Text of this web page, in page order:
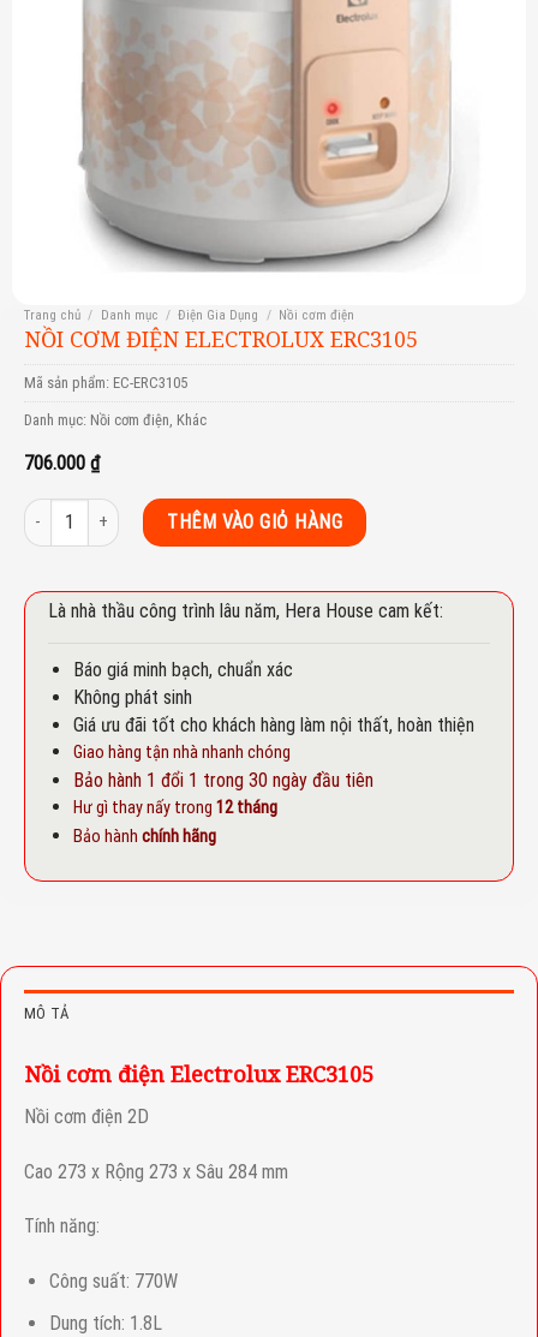
Trang chủ / Danh mục / Điện Gia Dụng / Nồi cơm điện
NỒI CƠM ĐIỆN ELECTROLUX ERC3105
Mã sản phẩm: EC-ERC3105
Danh mục: Nồi cơm điện, Khác
706.000 ₫
Nồi cơm điện Electrolux ERC3105 số lượng
THÊM VÀO GIỎ HÀNG
Là nhà thầu công trình lâu năm, Hera House cam kết:
Báo giá minh bạch, chuẩn xác
Không phát sinh
Giá ưu đãi tốt cho khách hàng làm nội thất, hoàn thiện
Giao hàng tận nhà nhanh chóng
Bảo hành 1 đổi 1 trong 30 ngày đầu tiên
Hư gì thay nấy trong 12 tháng
Bảo hành chính hãng
MÔ TẢ
Nồi cơm điện Electrolux ERC3105
Nồi cơm điện 2D
Cao 273 x Rộng 273 x Sâu 284 mm
Tính năng:
Công suất: 770W
Dung tích: 1.8L